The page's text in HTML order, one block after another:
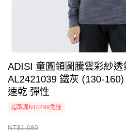
ADISI 童圓領圖騰雲彩紗
AL2421039 鐵灰 (130-
速乾 彈性
超取滿NT$499免運
NT$1,080